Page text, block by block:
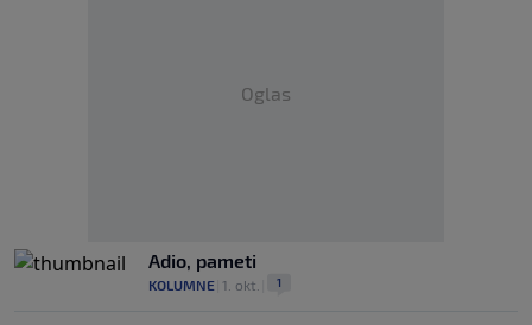
Oglas
Adio, pameti
KOLUMNE 1. okt. 1